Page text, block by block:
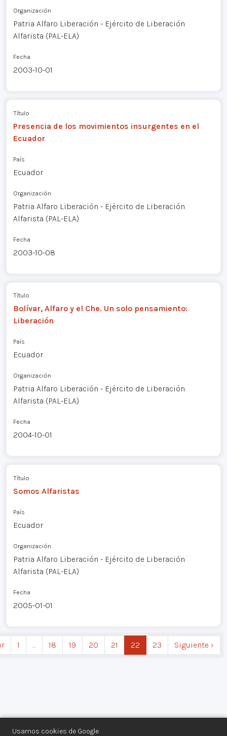
Usamos cookies de Google
Organización
Patria Alfaro Liberación - Ejército de Liberación
Alfarista (PAL-ELA)
Fecha
2003-10-01
Título
Presencia de los movimientos insurgentes en el
Ecuador
País
Ecuador
Organización
Patria Alfaro Liberación - Ejército de Liberación
Alfarista (PAL-ELA)
Fecha
2003-10-08
Título
Bolívar, Alfaro y el Che. Un solo pensamiento:
Liberación
País
Ecuador
Organización
Patria Alfaro Liberación - Ejército de Liberación
Alfarista (PAL-ELA)
Fecha
2004-10-01
Título
Somos Alfaristas
País
Ecuador
Organización
Patria Alfaro Liberación - Ejército de Liberación
Alfarista (PAL-ELA)
Fecha
2005-01-01
1 … 18 19 20 21 22 23 Siguiente ›